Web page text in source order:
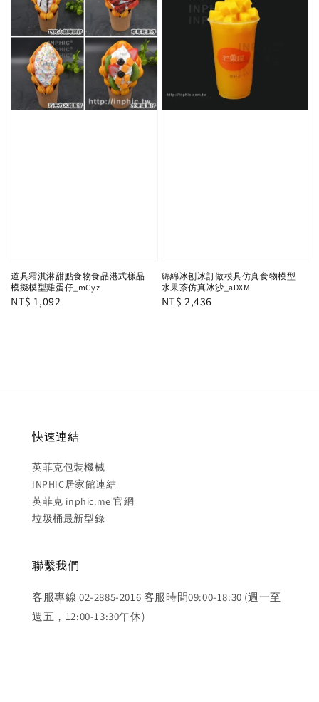
道具霜淇淋甜點食物食品港式樣品
模擬模型雞蛋仔_mCyz
Regular
NT$ 1,092
綿綿冰刨冰訂做模具仿真食物模型
水果茶仿真冰沙_aDXM
Regular
NT$ 2,436
快速連結
英菲克包裝機械
INPHIC居家館連結
英菲克 inphic.me 官網
垃圾桶最新型錄
聯繫我們
客服專線 02-2885-2016 客服時間09:00-18:30 (週一至
週五，12:00-13:30午休)